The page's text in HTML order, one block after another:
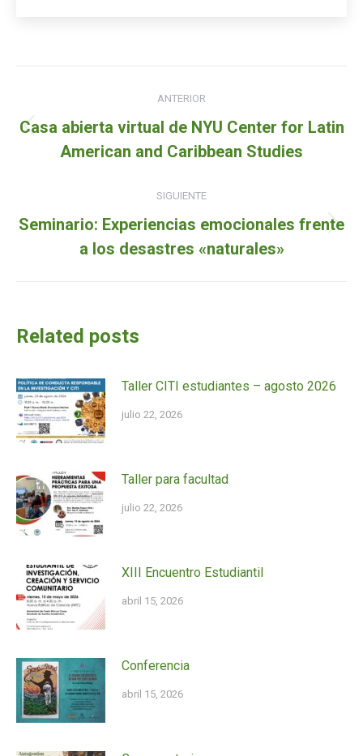
de
entradas
ANTERIOR
Entrada
anterior:
Casa abierta virtual de NYU Center for Latin
American and Caribbean Studies
SIGUIENTE
Siguiente
entrada:
Seminario: Experiencias emocionales frente
a los desastres «naturales»
Related posts
Taller CITI estudiantes – agosto 2026
julio 22, 2026
Taller para facultad
julio 22, 2026
XIII Encuentro Estudiantil
abril 15, 2026
Conferencia
abril 15, 2026